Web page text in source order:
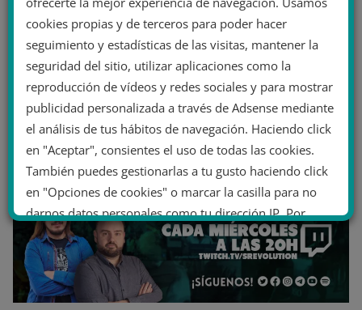
cookies propias y de terceros para poder hacer
seguimiento y estadísticas de las visitas, mantener la
seguridad del sitio, utilizar aplicaciones como la
reproducción de vídeos y redes sociales y para mostrar
publicidad personalizada a través de Adsense mediante
el análisis de tus hábitos de navegación. Haciendo click
en "Aceptar", consientes el uso de todas las cookies.
También puedes gestionarlas a tu gusto haciendo click
en "Opciones de cookies" o marcar la casilla para no
darnos datos personales como tu dirección IP. Por
último, puedes leer nuestra Política de cookies.
No dar mi información personal